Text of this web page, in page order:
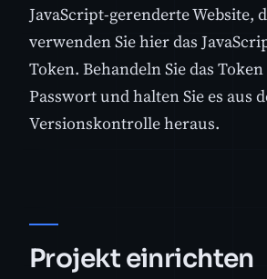
JavaScript-gerenderte Website,
verwenden Sie hier das
Token. Behandeln Sie das
Passwort und halten Sie es aus
Versionskontrolle heraus.
Projekt einrichten